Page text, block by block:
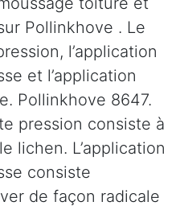
Pollinkhove . Le
l’application
et l’application
Pollinkhove 8647.
pression consiste à
lichen. L’application
consiste
de façon radicale